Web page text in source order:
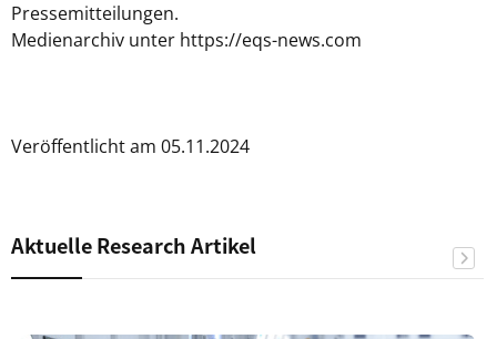
Pressemitteilungen.
Medienarchiv unter https://eqs-news.com
Veröffentlicht am 05.11.2024
Aktuelle Research Artikel